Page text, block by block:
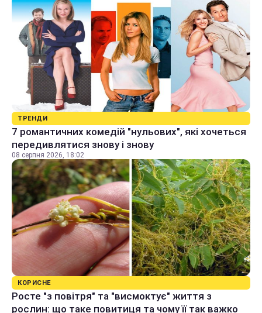
ТРЕНДИ
7 романтичних комедій "нульових", які хочеться
передивлятися знову і знову
08 серпня 2026, 18:02
КОРИСНЕ
Росте "з повітря" та "висмоктує" життя з
рослин: що таке повитиця та чому її так важко